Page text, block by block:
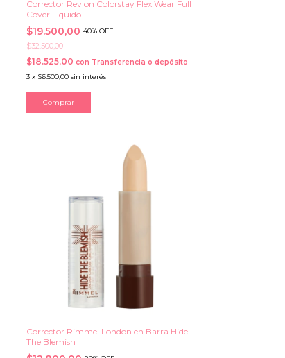
Corrector Revlon Colorstay Flex Wear Full
Cover Liquido
$19.500,00 40% OFF
$32.500,00
$18.525,00 con Transferencia o depósito
3 x $6.500,00 sin interés
Comprar
Corrector Rimmel London en Barra Hide
The Blemish